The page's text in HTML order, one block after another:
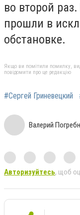
во второй
прошли в
обстановке.
Якщо ви помітили помилку,
повідомити про це редакцію
#Сергей Гриневецкий
Валерий
Авторизуйтесь, щоб